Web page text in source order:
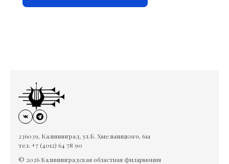
236039, Калининград, ул.Б. Хмельницкого, 61а
тел. +7 (4012) 64 78 90
© 2026 Калининградская областная филармония